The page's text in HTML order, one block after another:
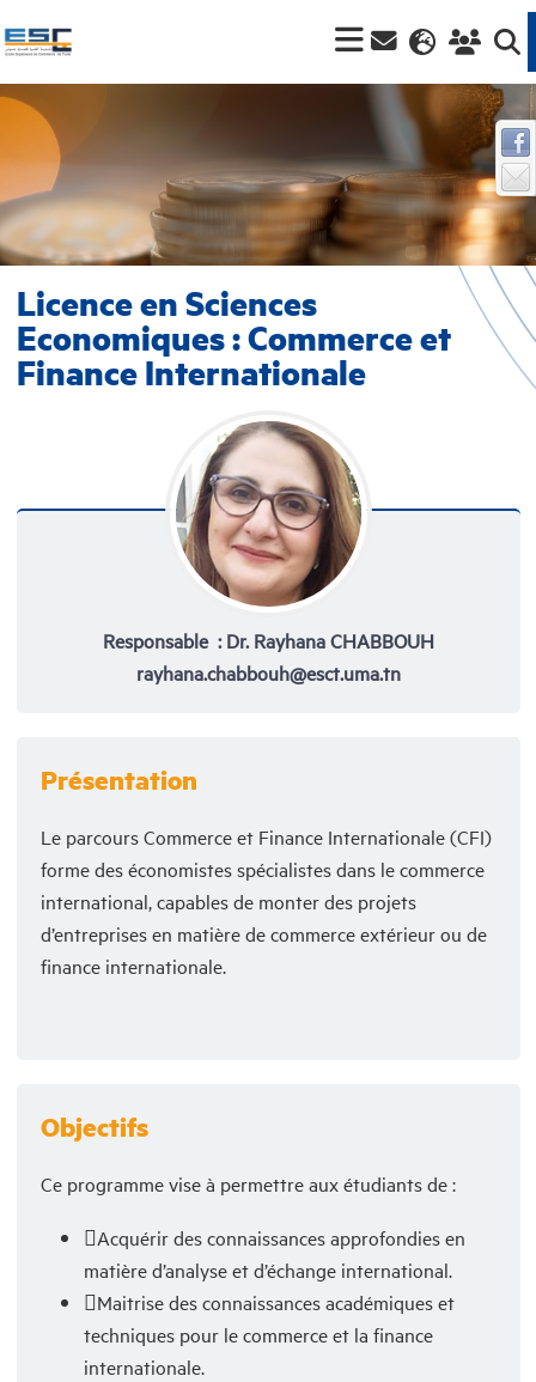
Licence en Sciences
Economiques : Commerce et
Finance Internationale
Responsable : Dr. Rayhana CHABBOUH
rayhana.chabbouh@esct.uma.tn
Présentation
Le parcours Commerce et Finance Internationale (CFI)
forme des économistes spécialistes dans le commerce
international, capables de monter des projets
d’entreprises en matière de commerce extérieur ou de
finance internationale.
Objectifs
Ce programme vise à permettre aux étudiants de :
Acquérir des connaissances approfondies en
matière d’analyse et d’échange international.
Maitrise des connaissances académiques et
techniques pour le commerce et la finance
internationale.